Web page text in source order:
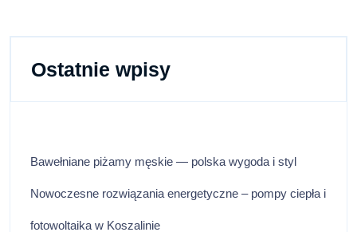
Ostatnie wpisy
Bawełniane piżamy męskie — polska wygoda i styl
Nowoczesne rozwiązania energetyczne – pompy ciepła i
fotowoltaika w Koszalinie